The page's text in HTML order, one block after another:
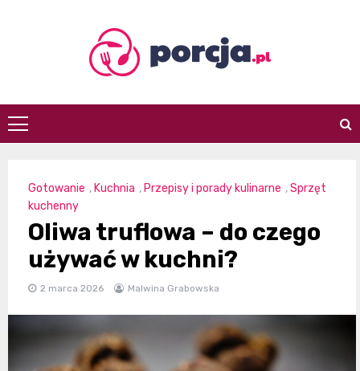
porcja.pl
Gotowanie , Kuchnia , Przepisy i porady kulinarne ,Sprzęt
kuchenny
Oliwa truflowa – do czego
używać w kuchni?
2 marca 2026 Malwina Grabowska